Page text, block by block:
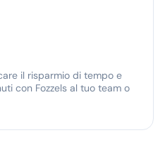
il risparmio di tempo e
con Fozzels al tuo team o